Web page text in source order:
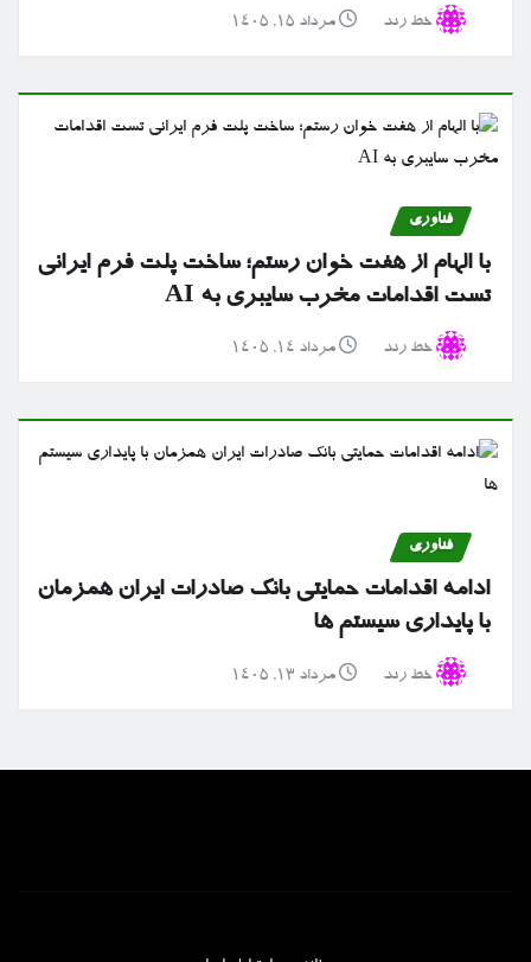
خط رند مرداد ۱۵, ۱۴۰۵
فناوری
با الهام از هفت خوان رستم؛ ساخت پلت فرم ایرانی
تست اقدامات مخرب سایبری به AI
خط رند مرداد ۱۴, ۱۴۰۵
فناوری
ادامه اقدامات حمایتی بانک صادرات ایران همزمان
با پایداری سیستم ها
خط رند مرداد ۱۳, ۱۴۰۵